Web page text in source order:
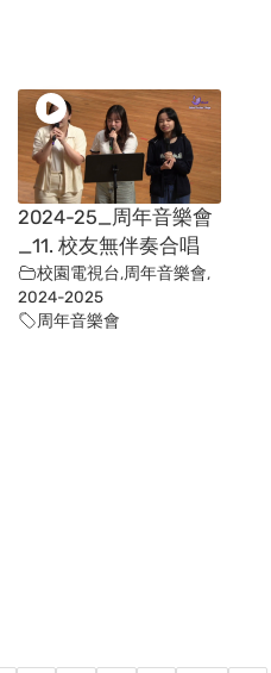
2024-25_周年音樂會
_11. 校友無伴奏合唱
校園電視台,周年音樂會,
2024-2025
周年音樂會